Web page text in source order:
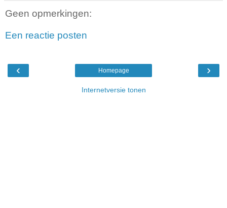
Geen opmerkingen:
Een reactie posten
‹ ›
Homepage
Internetversie tonen